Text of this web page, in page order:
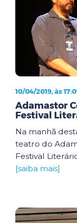
10/04/2019, às
Adamastor
Festival
Na manhã
teatro do
Festival
[saiba mais]